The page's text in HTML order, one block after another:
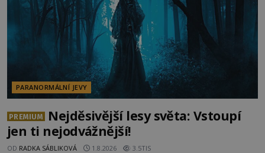
PARANORMÁLNÍ JEVY
PREMIUM
Nejděsivější lesy světa: Vstoupí
jen ti nejodvážnější!
OD RADKA SÁBLIKOVÁ 1.8.2026 3.5TIS